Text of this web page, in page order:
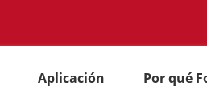
Aplicación Por qué